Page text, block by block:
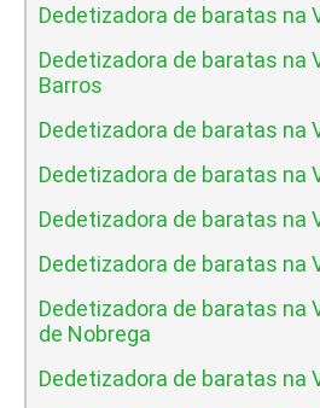
Dedetizadora de baratas na
Dedetizadora de baratas na
Barros
Dedetizadora de baratas na
Dedetizadora de baratas na
Dedetizadora de baratas na
Dedetizadora de baratas na
Dedetizadora de baratas na
de Nobrega
Dedetizadora de baratas na